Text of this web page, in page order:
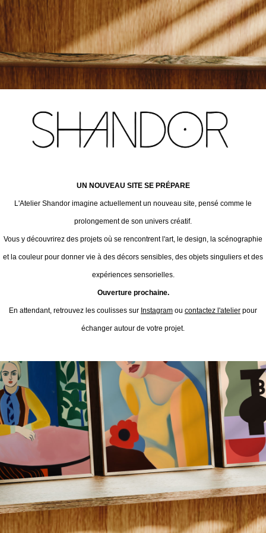
UN NOUVEAU SITE SE PRÉPARE
L'Atelier Shandor imagine actuellement un nouveau site, pensé comme le
prolongement de son univers créatif.
Vous y découvrirez des projets où se rencontrent l'art, le design, la scénographie
et la couleur pour donner vie à des décors sensibles, des objets singuliers et des
expériences sensorielles.
Ouverture prochaine.
En attendant, retrouvez les coulisses sur Instagram ou contactez l'atelier pour
échanger autour de votre projet.